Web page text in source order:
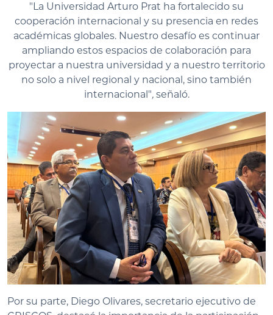
"La Universidad Arturo Prat ha fortalecido su
cooperación internacional y su presencia en redes
académicas globales. Nuestro desafío es continuar
ampliando estos espacios de colaboración para
proyectar a nuestra universidad y a nuestro territorio
no solo a nivel regional y nacional, sino también
internacional",señaló.
Por su parte, Diego Olivares, secretario ejecutivo de